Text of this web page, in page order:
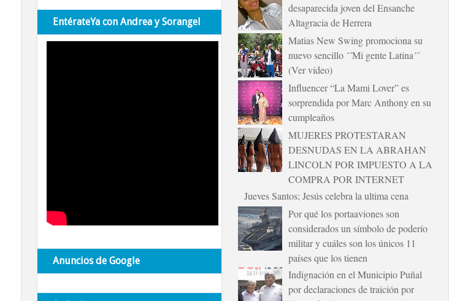
EntérateYa con Andrea y Sorangel
Anuncios de Google
desaparecida joven del Ensanche
Altagracia de Herrera
Matias New Swing promociona su
nuevo sencillo ´´Mi gente Latina´´
(Ver vídeo)
Influencer “La Mami Lover” es
sorprendida por Marc Anthony en su
cumpleaños
MUJERES PROTESTARAN
DESNUDAS EN LA ABRAHAN
LINCOLN POR IMPUESTO A LA
COMPRA POR INTERNET
Jueves Santos; Jesús celebra la ultima cena
Por qué los portaaviones son
considerados un símbolo de poderío
militar y cuáles son los únicos 11
países que los tienen
Indignación en el Municipio Puñal
por declaraciones de traición por